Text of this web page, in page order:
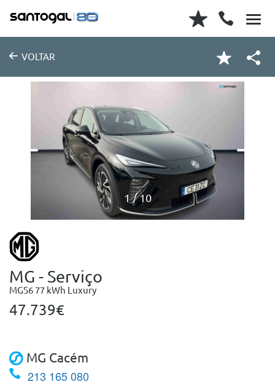
VOLTAR
1 10
MG - Serviço
MGS6 77 kWh Luxury
47.739€
MG Cacém
213 165 080